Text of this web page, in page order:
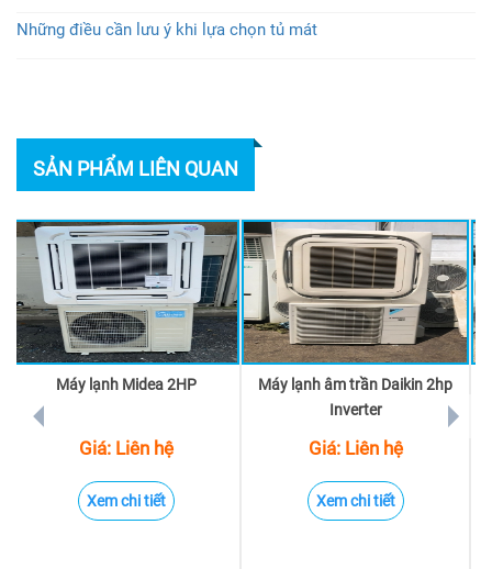
Những điều cần lưu ý khi lựa chọn tủ mát
SẢN PHẨM LIÊN QUAN
Máy lạnh Midea 2HP
Giá: Liên hệ
Xem chi tiết
Máy lạnh âm trần Daikin 2hp
Inverter
Giá: Liên hệ
Xem chi tiết
prev next